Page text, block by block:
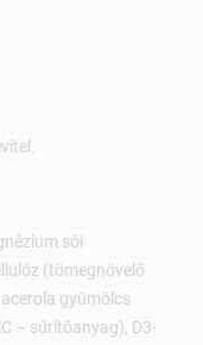
sói
(tömegnövelő
gyümölcs
– sűrítőanyag), D3-